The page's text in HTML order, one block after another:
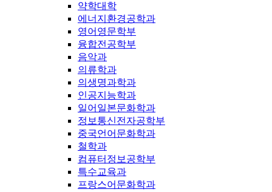
약학대학
에너지환경공학과
영어영문학부
융합전공학부
음악과
의류학과
의생명과학과
인공지능학과
일어일본문화학과
정보통신전자공학부
중국언어문화학과
철학과
컴퓨터정보공학부
특수교육과
프랑스어문화학과